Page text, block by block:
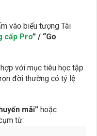
vào biểu tượng Tài
cấp Pro” / “Go
với mục tiêu học tập
đời thường có tỷ lệ
mãi” hoặc
từ: